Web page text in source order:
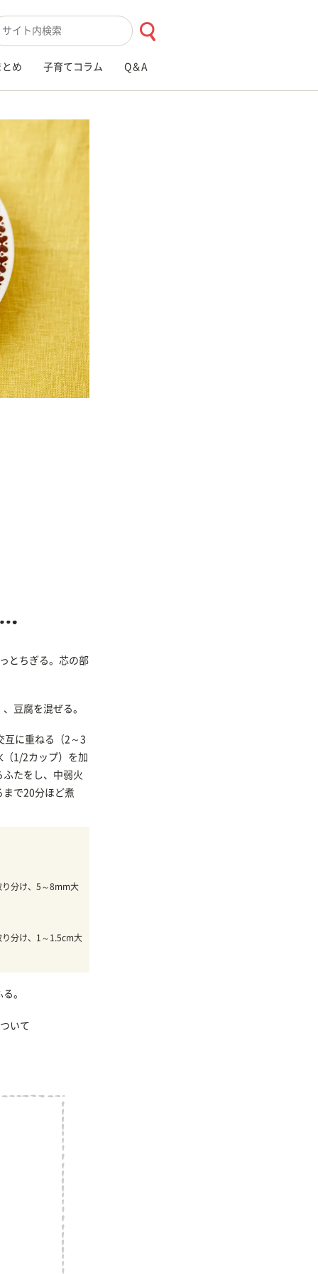
キーワード入力
とめ 子育てコラム Q＆A
とちぎる。芯の部
豆腐を混ぜる。
互に重ねる（2～3
（1/2カップ）を加
ふたをし、中弱火
まで20分ほど煮
分け、5～8mm大
分け、1～1.5cm大
。
いて